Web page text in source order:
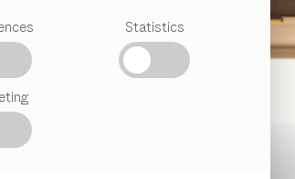
Statistics